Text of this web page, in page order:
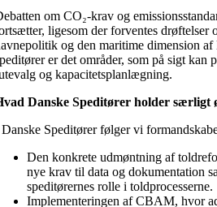
om CO₂-krav og
ligesom der forventes
og den maritime dimension af
er det områder, som på sigt kan
og kapacitetsplanlægning.
Danske Speditører holder særligt
Speditører følger vi
Den konkrete udmøntning af
nye krav til data og dokumentation
speditørernes rolle i toldprocesserne.
Implementeringen af CBAM, hvor